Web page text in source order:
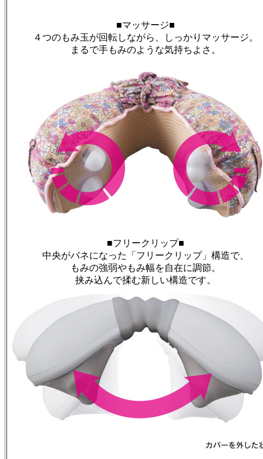
■マッサージ■
４つのもみ玉が回転しながら、しっかりマッサージ。
まるで手もみのような気持ちよさ。
■フリークリップ■
中央がバネになった「フリークリップ」構造で、
もみの強弱やもみ幅を自在に調節。
挟み込んで揉む新しい構造です。